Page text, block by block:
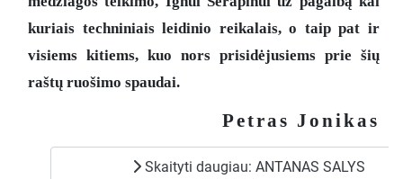
kuriais techniniais leidinio reikalais, o taip pat ir
visiems kitiems, kuo nors prisidėjusiems prie šių
raštų ruošimo spaudai.
Petras Jonikas
Skaityti daugiau: ANTANAS SALYS